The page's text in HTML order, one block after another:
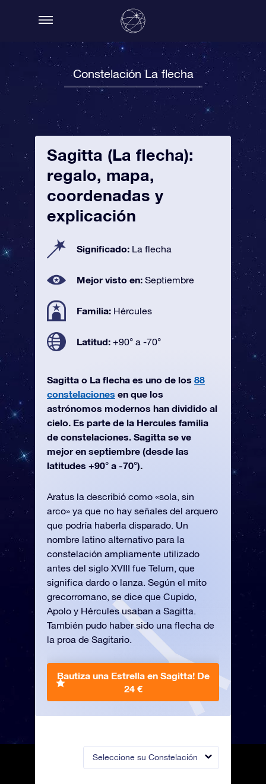
Constelación La flecha
Seleccione su Constelación
Sagitta (La flecha):
regalo, mapa,
coordenadas y
explicación
Significado: La flecha
Mejor visto en: Septiembre
Familia: Hércules
Latitud: +90° a -70°
Sagitta o La flecha es uno de los 88
constelaciones en que los
astrónomos modernos han dividido al
cielo. Es parte de la Hercules familia
de constelaciones. Sagitta se ve
mejor en septiembre (desde las
latitudes +90° a -70°).
Aratus la describió como «sola, sin
arco» ya que no hay señales del arquero
que podría haberla disparado. Un
nombre latino alternativo para la
constelación ampliamente utilizado
antes del siglo XVIII fue Telum, que
significa dardo o lanza. Según el mito
grecorromano, se dice que Cupido,
Apolo y Hércules usaban a Sagitta.
También pudo haber sido una flecha de
la proa de Sagitario.
Bautiza una Estrella en Sagitta! De
24 €